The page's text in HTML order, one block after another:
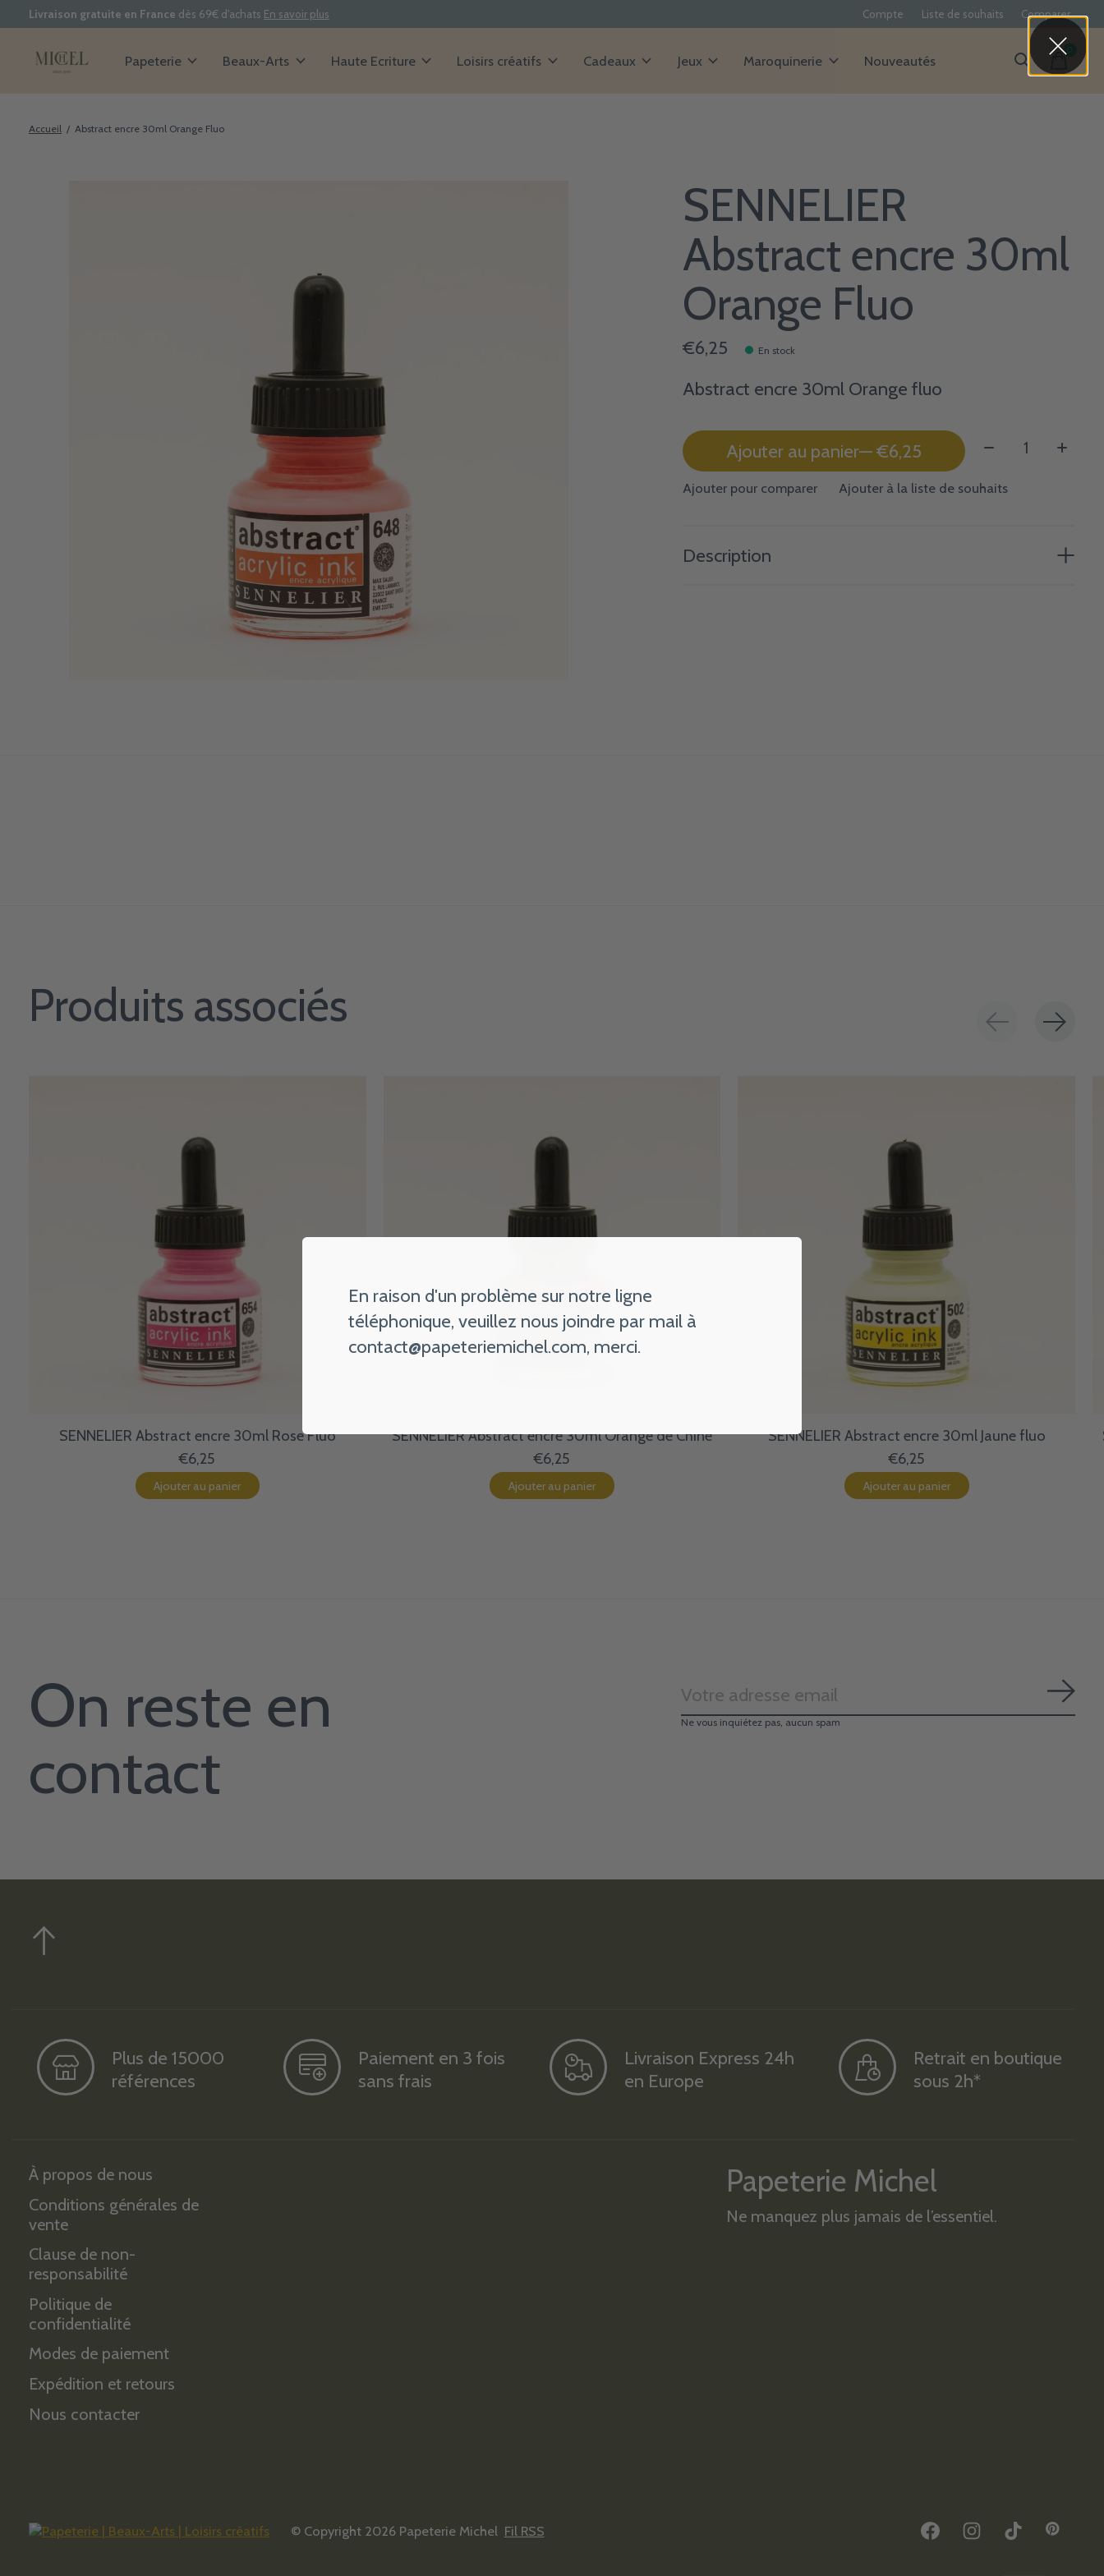
Livraison gratuite en France dès 69€ d'achats En savoir plus Compte Liste de souhaits Comparer
Papeterie Beaux-Arts Haute Ecriture Loisirs créatifs Cadeaux Jeux Maroquinerie Nouveautés items
Accueil / Abstract encre 30ml Orange Fluo
SENNELIER
Abstract encre 30ml
Orange Fluo
€6,25 En stock
Abstract encre 30ml Orange fluo
Ajouter au panier — €6,25 Quantité:
Ajouter pour comparer Ajouter à la liste de souhaits
Description
Produits associés
SENNELIER Abstract encre 30ml Rose Fluo
€6,25
Ajouter au panier
SENNELIER Abstract encre 30ml Orange de Chine
€6,25
Ajouter au panier
SENNELIER Abstract encre 30ml Jaune fluo
€6,25
Ajouter au panier
On reste en
contact
Ne vous inquiétez pas, aucun spam
Plus de 15000
références
Paiement en 3 fois
sans frais
Livraison Express 24h
en Europe
Retrait en boutique
sous 2h*
À propos de nous
Conditions générales de
vente
Clause de non-
responsabilité
Politique de
confidentialité
Modes de paiement
Expédition et retours
Nous contacter
Papeterie Michel
Ne manquez plus jamais de l’essentiel.
© Copyright 2026 Papeterie Michel Fil RSS
En raison d'un problème sur notre ligne
téléphonique, veuillez nous joindre par mail à
contact@papeteriemichel.com, merci.